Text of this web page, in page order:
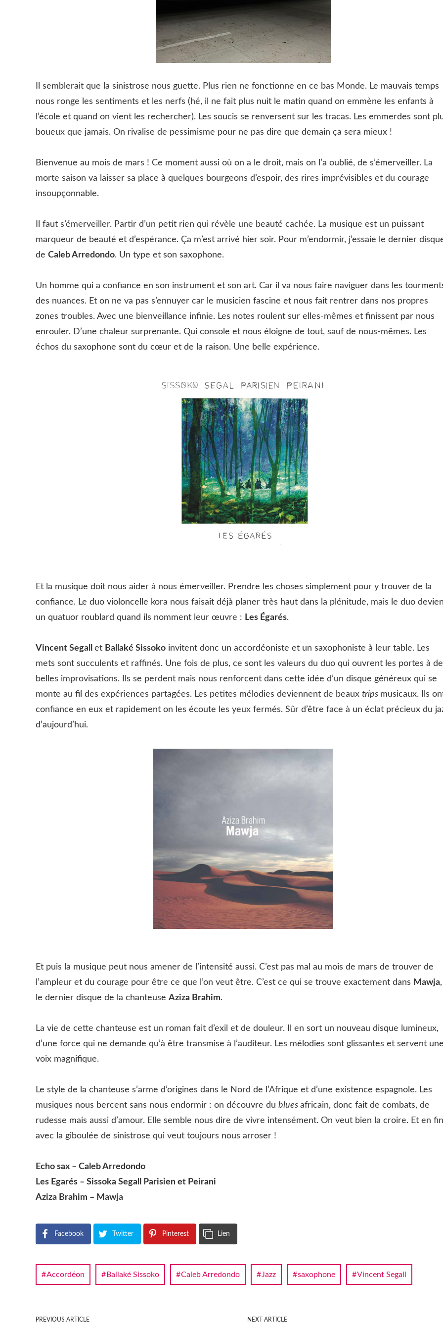
Il semblerait que la sinistrose nous guette. Plus rien ne fonctionne en ce bas Monde. Le mauvais temps
nous ronge les sentiments et les nerfs (hé, il ne fait plus nuit le matin quand on emmène les enfants à
l’école et quand on vient les rechercher). Les soucis se renversent sur les tracas. Les emmerdes sont
boueux que jamais. On rivalise de pessimisme pour ne pas dire que demain ça sera mieux !
Bienvenue au mois de mars ! Ce moment aussi où on a le droit, mais on l’a oublié, de s’émerveiller. La
morte saison va laisser sa place à quelques bourgeons d’espoir, des rires imprévisibles et du courage
insoupçonnable.
Il faut s’émerveiller. Partir d’un petit rien qui révèle une beauté cachée. La musique est un puissant
marqueur de beauté et d’espérance. Ça m’est arrivé hier soir. Pour m’endormir, j’essaie le dernier
de Caleb Arredondo. Un type et son saxophone.
Un homme qui a confiance en son instrument et son art. Car il va nous faire naviguer dans les
des nuances. Et on ne va pas s’ennuyer car le musicien fascine et nous fait rentrer dans nos propres
zones troubles. Avec une bienveillance infinie. Les notes roulent sur elles-mêmes et finissent par nous
enrouler. D’une chaleur surprenante. Qui console et nous éloigne de tout, sauf de nous-mêmes. Les
échos du saxophone sont du cœur et de la raison. Une belle expérience.
Et la musique doit nous aider à nous émerveiller. Prendre les choses simplement pour y trouver de la
confiance. Le duo violoncelle kora nous faisait déjà planer très haut dans la plénitude, mais le duo
un quatuor roublard quand ils nomment leur œuvre : Les Égarés.
Vincent Segall et Ballaké Sissoko invitent donc un accordéoniste et un saxophoniste à leur table. Les
mets sont succulents et raffinés. Une fois de plus, ce sont les valeurs du duo qui ouvrent les portes à de
belles improvisations. Ils se perdent mais nous renforcent dans cette idée d’un disque généreux qui se
monte au fil des expériences partagées. Les petites mélodies deviennent de beaux trips musicaux. Ils
confiance en eux et rapidement on les écoute les yeux fermés. Sûr d’être face à un éclat précieux du
d’aujourd’hui.
Et puis la musique peut nous amener de l’intensité aussi. C’est pas mal au mois de mars de trouver de
l’ampleur et du courage pour être ce que l’on veut être. C’est ce qui se trouve exactement dans Mawja,
le dernier disque de la chanteuse Aziza Brahim.
La vie de cette chanteuse est un roman fait d’exil et de douleur. Il en sort un nouveau disque lumineux,
d’une force qui ne demande qu’à être transmise à l’auditeur. Les mélodies sont glissantes et servent
voix magnifique.
Le style de la chanteuse s’arme d’origines dans le Nord de l’Afrique et d’une existence espagnole. Les
musiques nous bercent sans nous endormir : on découvre du blues africain, donc fait de combats, de
rudesse mais aussi d’amour. Elle semble nous dire de vivre intensément. On veut bien la croire. Et en
avec la giboulée de sinistrose qui veut toujours nous arroser !
Echo sax – Caleb Arredondo
Les Egarés – Sissoka Segall Parisien et Peirani
Aziza Brahim – Mawja
Facebook Twitter Pinterest Lien
Accordéon Ballaké Sissoko Caleb Arredondo Jazz saxophone Vincent Segall
PREVIOUS ARTICLE NEXT ARTICLE